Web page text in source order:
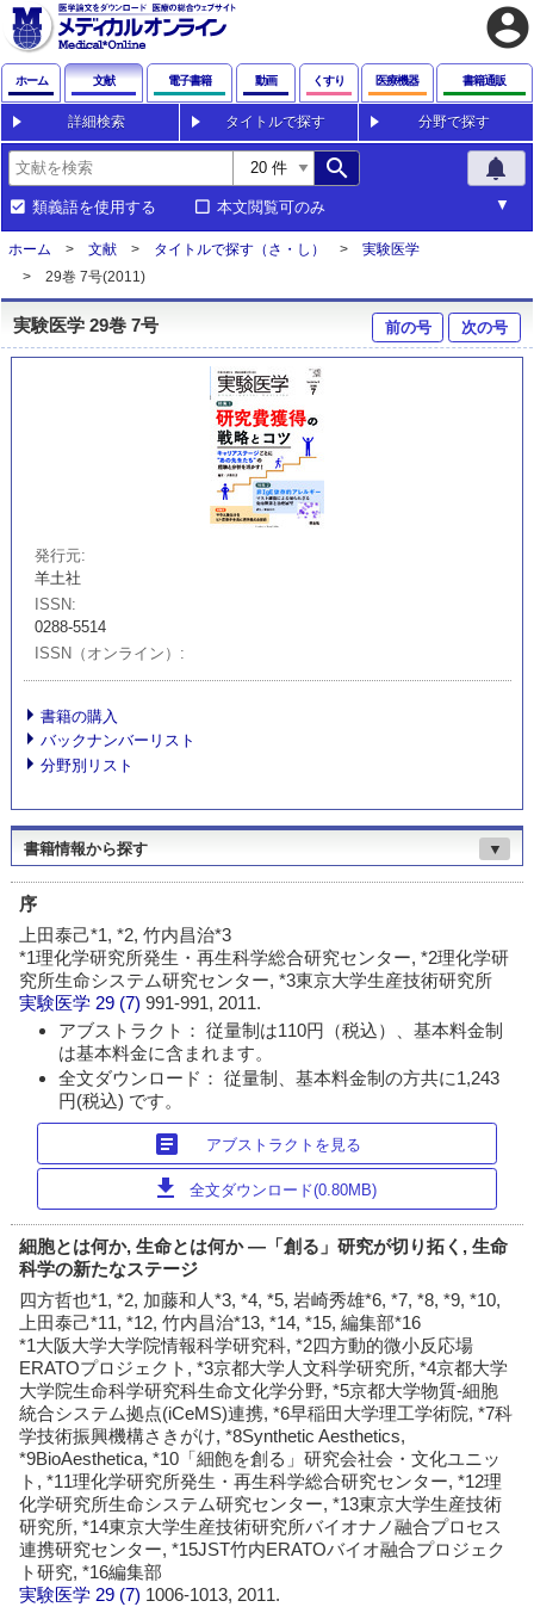
account_circle
ホーム 文献 電子書籍 動画 くすり 医療機器 書籍通販
詳細検索 タイトルで探す 分野で探す
search notifications
類義語を使用する 本文閲覧可のみ
ホーム 文献 タイトルで探す（さ・し）
実験医学
29巻 7号(2011)
実験医学 29巻 7号 前の号 次の号
発行元
羊土社
ISSN
0288-5514
ISSN（オンライン）
書籍の購入
バックナンバーリスト
分野別リスト
書籍情報から探す ▼
序
上田泰己*1, *2, 竹内昌治*3
*1理化学研究所発生・再生科学総合研究センター, *2理化学研
究所生命システム研究センター, *3東京大学生産技術研究所
実験医学 29 (7)991-991, 2011.
アブストラクト： 従量制は110円（税込）、基本料金制
は基本料金に含まれます。
全文ダウンロード： 従量制、基本料金制の方共に1,243
円(税込) です。
article アブストラクトを見る
download 全文ダウンロード(0.80MB)
細胞とは何か, 生命とは何か ―「創る」研究が切り拓く, 生命
科学の新たなステージ
四方哲也*1, *2, 加藤和人*3, *4, *5, 岩崎秀雄*6, *7, *8, *9, *10,
上田泰己*11, *12, 竹内昌治*13, *14, *15, 編集部*16
*1大阪大学大学院情報科学研究科, *2四方動的微小反応場
ERATOプロジェクト, *3京都大学人文科学研究所, *4京都大学
大学院生命科学研究科生命文化学分野, *5京都大学物質-細胞
統合システム拠点(iCeMS)連携, *6早稲田大学理工学術院, *7科
学技術振興機構さきがけ, *8Synthetic Aesthetics,
*9BioAesthetica, *10「細飽を創る」研究会社会・文化ユニッ
ト, *11理化学研究所発生・再生科学総合研究センター, *12理
化学研究所生命システム研究センター, *13東京大学生産技術
研究所, *14東京大学生産技術研究所バイオナノ融合プロセス
連携研究センター, *15JST竹内ERATOバイオ融合プロジェク
ト研究, *16編集部
実験医学 29 (7) 1006-1013, 2011.